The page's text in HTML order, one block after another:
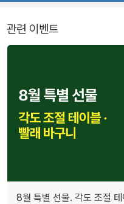
관련 이벤트
8월 특별 선물. 각도 조절 테